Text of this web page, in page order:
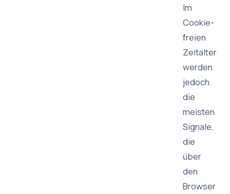
Im
Cookie-
freien
Zeitalter
werden
jedoch
die
meisten
Signale,
die
über
den
Browser